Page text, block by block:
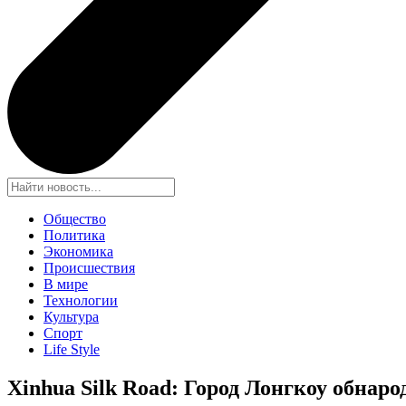
Общество
Политика
Экономика
Происшествия
В мире
Технологии
Культура
Спорт
Life Style
Xinhua Silk Road: Город Лонгкоу